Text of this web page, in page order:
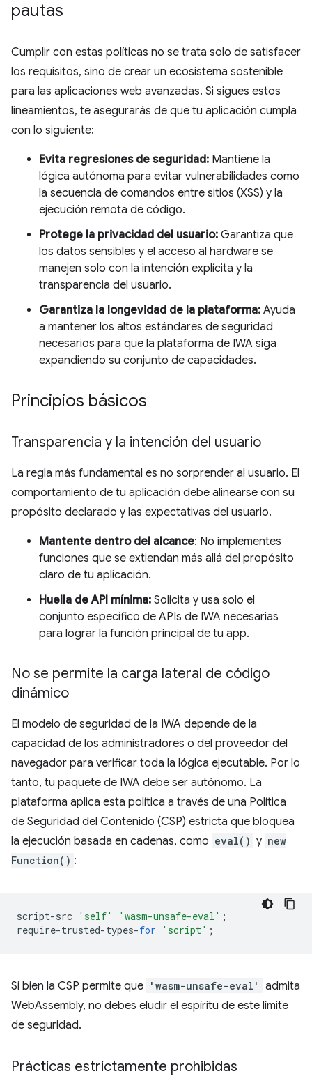
pautas
Cumplir con estas políticas no se trata solo de satisfacer
los requisitos, sino de crear un ecosistema sostenible
para las aplicaciones web avanzadas. Si sigues estos
lineamientos, te asegurarás de que tu aplicación cumpla
con lo siguiente:
Evita regresiones de seguridad: Mantiene la
lógica autónoma para evitar vulnerabilidades como
la secuencia de comandos entre sitios (XSS) y la
ejecución remota de código.
Protege la privacidad del usuario: Garantiza que
los datos sensibles y el acceso al hardware se
manejen solo con la intención explícita y la
transparencia del usuario.
Garantiza la longevidad de la plataforma: Ayuda
a mantener los altos estándares de seguridad
necesarios para que la plataforma de IWA siga
expandiendo su conjunto de capacidades.
Principios básicos
Transparencia y la intención del usuario
La regla más fundamental es no sorprender al usuario. El
comportamiento de tu aplicación debe alinearse con su
propósito declarado y las expectativas del usuario.
Mantente dentro del alcance: No implementes
funciones que se extiendan más allá del propósito
claro de tu aplicación.
Huella de API mínima: Solicita y usa solo el
conjunto específico de APIs de IWA necesarias
para lograr la función principal de tu app.
No se permite la carga lateral de código
dinámico
El modelo de seguridad de la IWA depende de la
capacidad de los administradores o del proveedor del
navegador para verificar toda la lógica ejecutable. Por lo
tanto, tu paquete de IWA debe ser autónomo. La
plataforma aplica esta política a través de una Política
de Seguridad del Contenido (CSP) estricta que bloquea
la ejecución basada en cadenas, como eval() y new
Function() :
script-src 'self' 'wasm-unsafe-eval' ;
require-trusted-types-for 'script' ;
Si bien la CSP permite que 'wasm-unsafe-eval'
admita
WebAssembly, no debes eludir el espíritu de este límite
de seguridad.
Prácticas estrictamente prohibidas